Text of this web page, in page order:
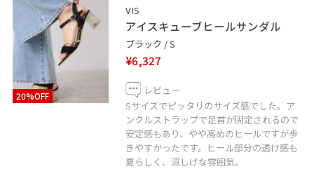
20%OFF
VIS
アイスキューブヒールサンダル
ブラック / S
¥6,327
レビュー
Sサイズでピッタリのサイズ感でした。ア
ンクルストラップで足首が固定されるので
安定感もあり、やや高めのヒールですが歩
きやすかったです。ヒール部分の透け感も
夏らしく、涼しげな雰囲気。